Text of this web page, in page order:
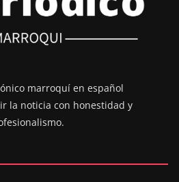
marroquí en español
la noticia con honestidad y